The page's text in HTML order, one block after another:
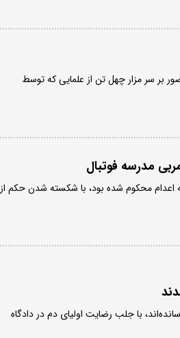
۱۳۸۴ بود که ایشان با حضور بر سر مزار چهل‌ تن از علمایی که توسط
مدرسه فوتبال
آزار و اذیت به اعدام محکوم شده بود، با شکسته شدن حکم از
با جلب رضایت اولیای دم در دادگاه